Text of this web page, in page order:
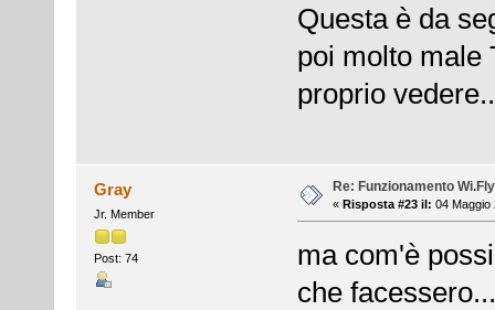
Questa è da
poi molto male
proprio
Gray
Jr. Member
Post: 74
Re: Funzionamento Wi.Fly
« Risposta #23 il: 04 Maggio
ma com'è
che